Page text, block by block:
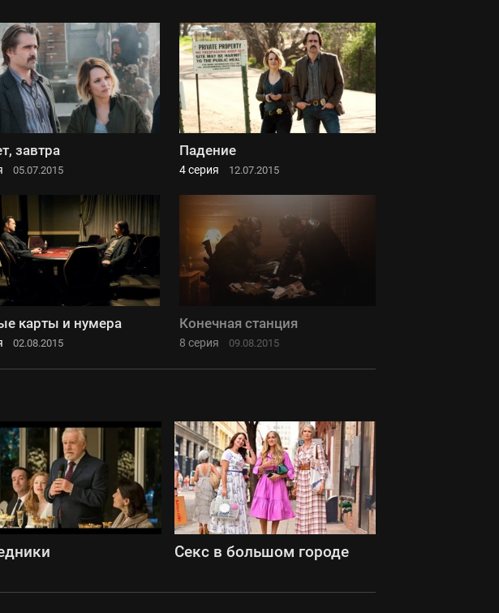
завтра
05.07.2015
Падение
4 серия 12.07.2015
карты и нумера
02.08.2015
Конечная станция
8 серия 09.08.2015
Секс в большом городе